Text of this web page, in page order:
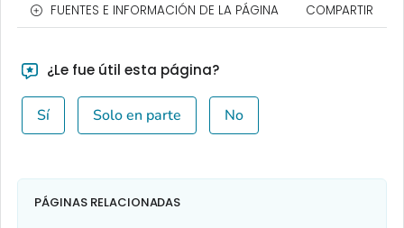
FUENTES E INFORMACIÓN DE LA PÁGINA COMPARTIR
¿Le fue útil esta página?
Sí Solo en parte No
PÁGINAS RELACIONADAS